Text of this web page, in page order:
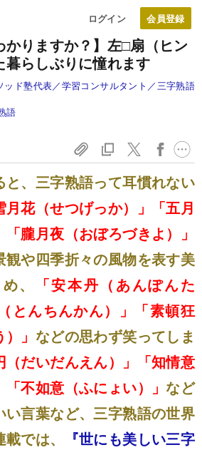
ログイン
かりますか？】左□扇 （ヒン
暮らしぶりに憧れます
ッド塾代表／学習コンサルタント／三字熟語
語
と、三字熟語って耳慣れない
月花（せつげっか）」「五月
朧月夜（おぼろづきよ）」
観や四季折々の風物を表す美
、
「安本丹（あんぽんた
とんちんかん）」「素頓狂
」 などの思わず笑ってしま
（だいだんえん）」「知情意
「不如意（ふにょい）」など
い言葉など、三字熟語の世界
では、
『世にも美しい三字